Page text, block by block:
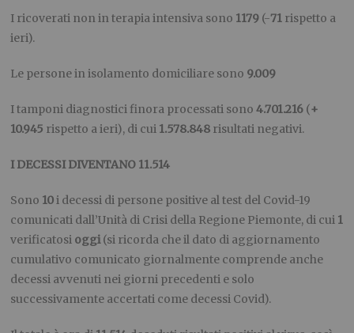
I ricoverati non in terapia intensiva sono 1179 (-71 rispetto a
ieri).
Le persone in isolamento domiciliare sono 9.009
I tamponi diagnostici finora processati sono4.701.216 (+
10.945 rispetto a ieri), di cui 1.578.848 risultati negativi.
I DECESSI DIVENTANO 11.514
Sono 10i decessi di persone positive al test del Covid-19
comunicati dall’Unità di Crisi della Regione Piemonte, di cui 1
verificatosi oggi(si ricorda che il dato di aggiornamento
cumulativo comunicato giornalmente comprende anche
decessi avvenuti nei giorni precedenti e solo
successivamente accertati come decessi Covid).